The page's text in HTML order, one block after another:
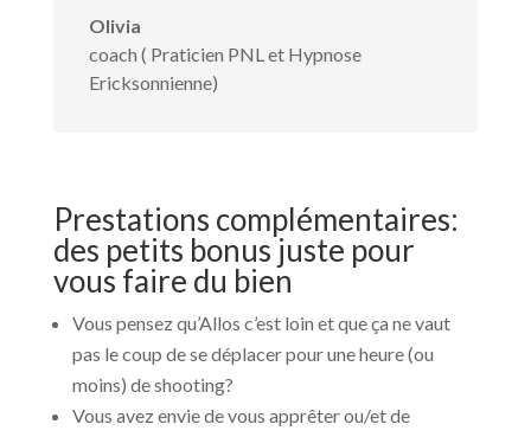
Olivia
coach ( Praticien PNL et Hypnose
Ericksonnienne)
Prestations complémentaires:
des petits bonus juste pour
vous faire du bien
Vous pensez qu’Allos c’est loin et que ça ne vaut
pas le coup de se déplacer pour une heure (ou
moins) de shooting?
Vous avez envie de vous apprêter ou/et de